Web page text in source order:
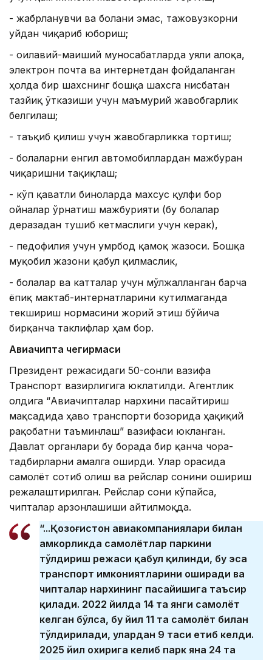
- жабрланувчи ва болани эмас, тажовузкорни
уйдан чиқариб юбориш;
- оилавий-маиший муносабатларда уяли алоқа,
электрон почта ва интернетдан фойдаланган
ҳолда бир шахснинг бошқа шахсга нисбатан
тазйиқ ўтказиши учун маъмурий жавобгарлик
белгилаш;
- таъқиб қилиш учун жавобгарликка тортиш;
- болаларни енгил автомобиллардан мажбуран
чиқаришни тақиқлаш;
- кўп қаватли биноларда махсус қулфи бор
ойналар ўрнатиш мажбурияти (бу болалар
деразадан тушиб кетмаслиги учун керак),
- педофилия учун умрбод қамоқ жазоси. Бошқа
муқобил жазони қабул қилмаслик,
- болалар ва катталар учун мўлжалланган барча
ёпиқ мактаб-интернатларини кутилмаганда
текшириш нормасини жорий этиш бўйича
бирқанча таклифлар ҳам бор.
Авиачипта чегирмаси
Президент режасидаги 50-сонли вазифа
Транспорт вазирлигига юклатилди. Агентлик
олдига “Авиачипталар нархини пасайтириш
мақсадида ҳаво транспорти бозорида ҳақиқий
рақобатни таъминлаш” вазифаси юкланган.
Давлат органлари бу борада бир қанча чора-
тадбирларни амалга оширди. Улар орасида
самолёт сотиб олиш ва рейслар сонини ошириш
режалаштирилган. Рейслар сони кўпайса,
чипталар арзонлашиши айтилмоқда.
“...Қозоғистон авиакомпаниялари билан
ҳамкорликда самолётлар паркини
тўлдириш режаси қабул қилинди, бу эса
транспорт имкониятларини оширади ва
чипталар нархининг пасайишига таъсир
қилади. 2022 йилда 14 та янги самолёт
келган бўлса, бу йил 11 та самолёт билан
тўлдирилади, улардан 9 таси етиб келди.
2025 йил охирига келиб парк яна 24 та